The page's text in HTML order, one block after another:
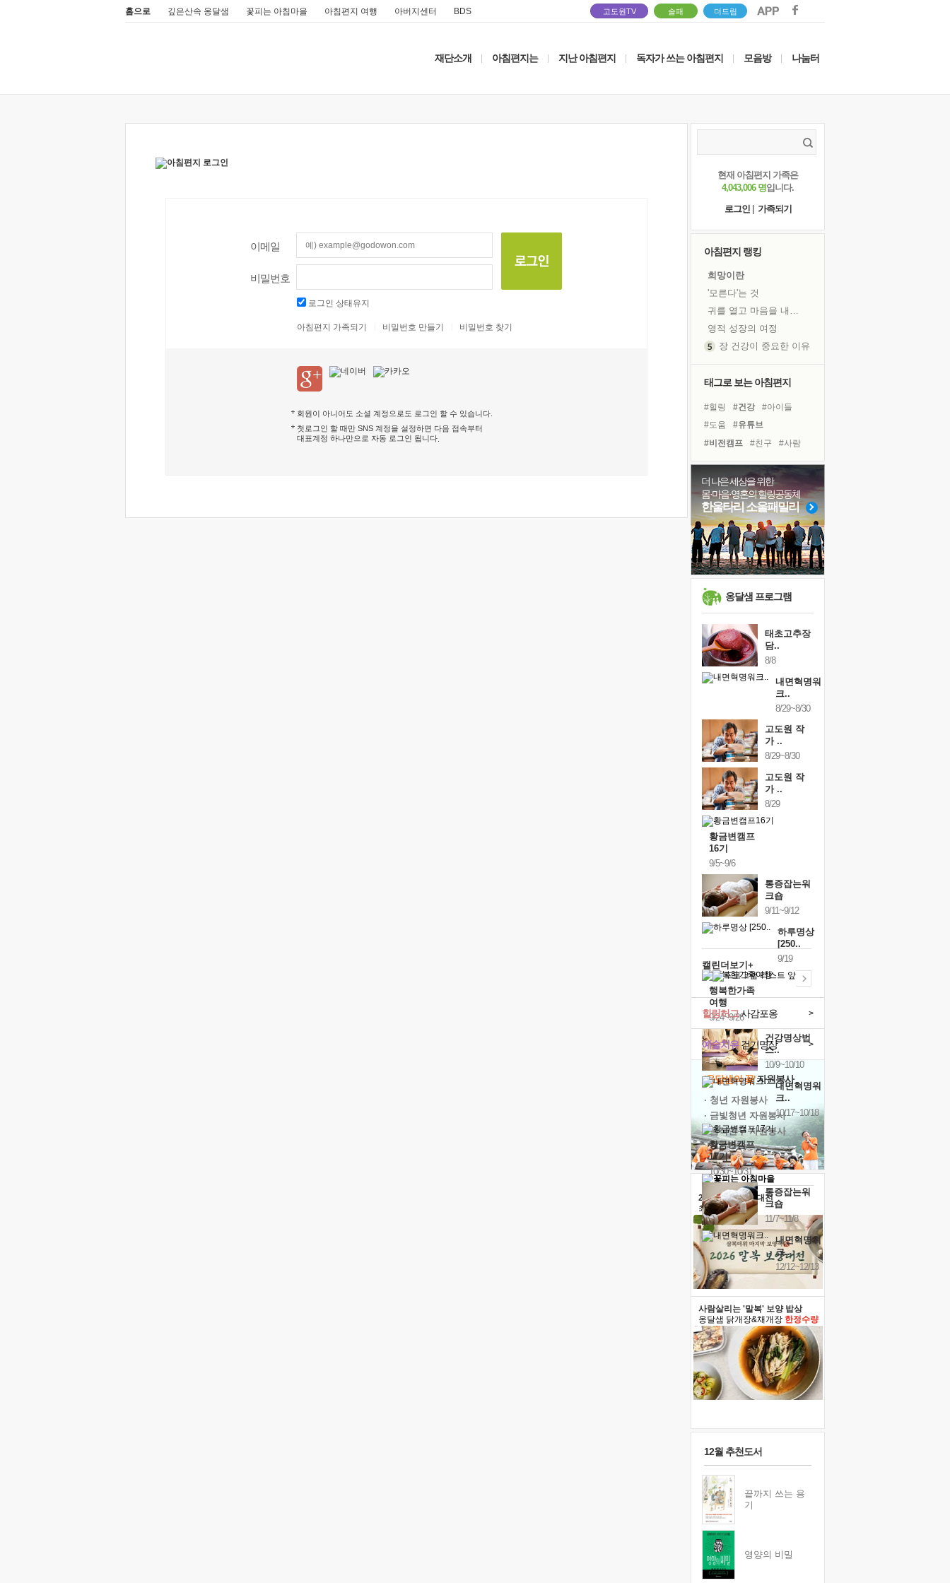
홈으로 깊은산속 옹달샘 꽃피는 아침마을 아침편지 여행 아버지센터 BDS 고도원TV 솔패 더드림
재단소개 아침편지는 지난 아침편지 독자가 쓰는 아침편지 모음방 나눔터
이메일
비밀번호
로그인 상태유지
아침편지 가족되기 비밀번호 만들기 비밀번호 찾기
회원이 아니어도 소셜 계정으로도 로그인 할 수 있습니다.
첫로그인 할 때만 SNS 계정을 설정하면 다음 접속부터
대표계정 하나만으로 자동 로그인 됩니다
현재 아침편지 가족은
4,043,006 명입니다.
로그인
가족되기
아침편지 랭킹
희망이란
'모른다'는 것
귀를 열고 마음을 내어주고
영적 성장의 여정
장 건강이 중요한 이유
흙이 된 몸으로 출근하는 여자
꿈이 실제가 되는 것
'말 타는 법'을 먼저
졸업식 사진을 보며
아픈 아버지를 위한 공간 설계
극심한 변비, 어깨결림, 수면 장애
보고 싶은 어머니
유년 시절의 부산 영도 바다
못된 꼰대들
거울 속의 나
태그로 보는 아침편지
#힐링 #건강
#아이들
#도움
#유튜브
#비전캠프
#친구
#사람
#바이러스
#희망
#극복
#독서
#경험
#명상
#위기
#삶 #계획
#선택
#독서캠프
#면역력
#링컨학교
더 나은 세상을 위한
몸·마음·영혼의 힐링공동체
한울타리 소울패밀리
옹달샘 프로그램
태초고추장
담..
8/8
내면혁명워
크..
8/29~8/30
고도원 작
가 ..
8/29~8/30
고도원 작
가 ..
8/29
황금변캠프
16기
9/5~9/6
통증잡는워
크숍
9/11~9/12
하루명상
[250..
9/19
행복한가족
여행
9/24~9/26
건강명상법
스..
10/9~10/10
내면혁명워
크..
10/17~10/18
황금변캠프
17기
10/30~10/31
통증잡는워
크숍
11/7~11/8
내면혁명워
크..
12/12~12/13
캘린더보기+
예술치유걷기명상 >
힐링허그사감포옹 >
'옹달샘의 꽃'자원봉사
· 청년 자원봉사
· 금빛청년 자원봉사
· 음식연구 자원봉사
2026 말복 보양대전
최대74%할인
사람살리는 '말복' 보양 밥상
옹달샘 닭개장&채개장 한정수량
12월 추천도서
끝까지 쓰는 용
기
영양의 비밀